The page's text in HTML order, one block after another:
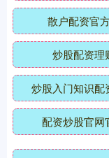
散户配资官
炒股配资理
炒股入门知识配
配资炒股官网